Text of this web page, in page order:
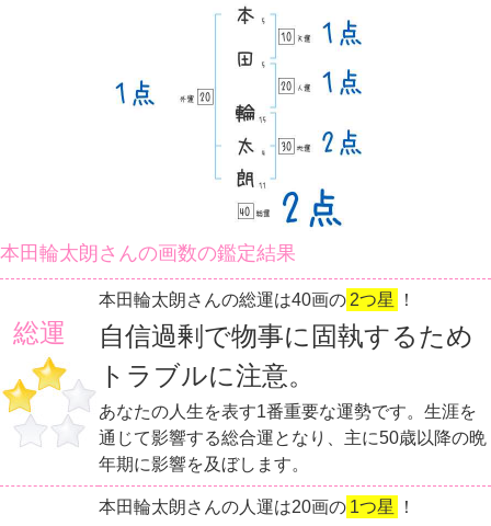
本田輪太朗さんの画数の鑑定結果
総運
本田輪太朗さんの総運は40画の 2つ星 ！
自信過剰で物事に固執するため
トラブルに注意。
あなたの人生を表す1番重要な運勢です。生涯を
通じて影響する総合運となり、主に50歳以降の晩
年期に影響を及ぼします。
本田輪太朗さんの人運は20画の 1つ星 ！